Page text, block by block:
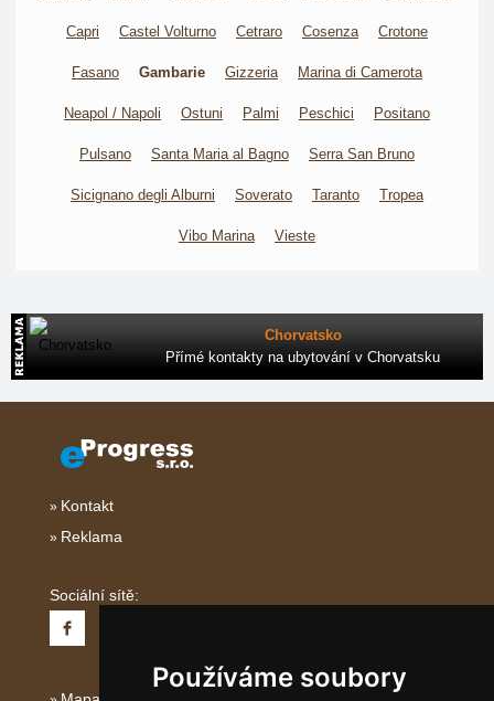
Používáme soubory
Capri Castel Volturno Cetraro Cosenza Crotone
Fasano Gambarie Gizzeria Marina di Camerota
Neapol / Napoli Ostuni Palmi Peschici Positano
Pulsano Santa Maria al Bagno Serra San Bruno
Sicignano degli Alburni Soverato Taranto Tropea
Vibo Marina Vieste
Chorvatsko
Přímé kontakty na ubytování v Chorvatsku
Kontakt
Reklama
Sociální sítě: